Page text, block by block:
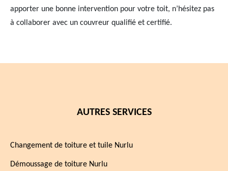
apporter une bonne intervention pour votre toit, n’hésitez pas
à collaborer avec un couvreur qualifié et certifié.
AUTRES SERVICES
Changement de toiture et tuile Nurlu
Démoussage de toiture Nurlu